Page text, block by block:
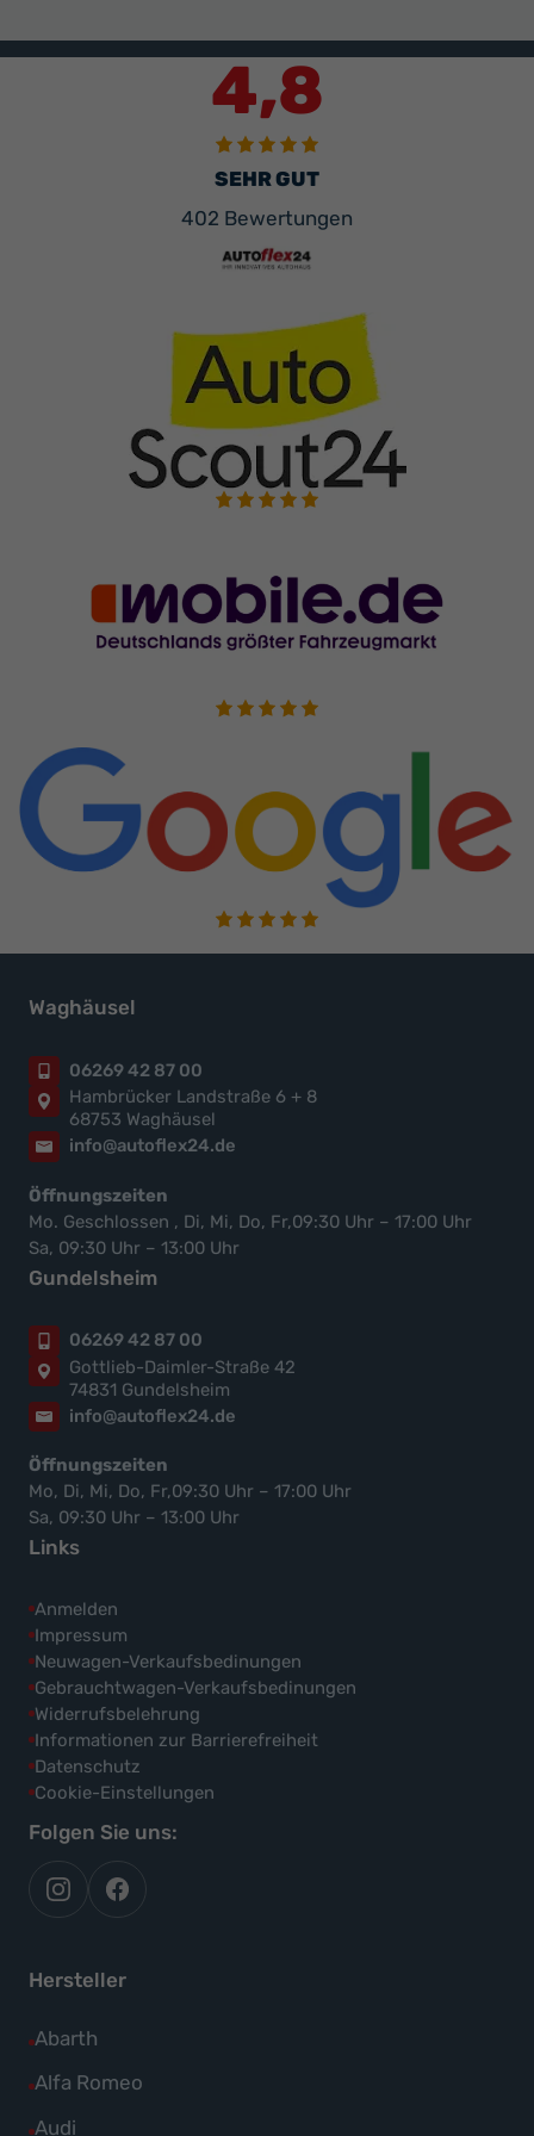
4,8
SEHR GUT
402 Bewertungen
Waghäusel
06269 42 87 00
Hambrücker Landstraße 6 + 8
68753 Waghäusel
info@autoflex24.de
Öffnungszeiten
Mo. Geschlossen , Di, Mi, Do, Fr,09:30 Uhr – 17:00 Uhr
Sa, 09:30 Uhr – 13:00 Uhr
Gundelsheim
06269 42 87 00
Gottlieb-Daimler-Straße 42
74831 Gundelsheim
info@autoflex24.de
Öffnungszeiten
Mo, Di, Mi, Do, Fr,09:30 Uhr – 17:00 Uhr
Sa, 09:30 Uhr – 13:00 Uhr
Links
Anmelden
Impressum
Neuwagen-Verkaufsbedinungen
Gebrauchtwagen-Verkaufsbedinungen
Widerrufsbelehrung
Informationen zur Barrierefreiheit
Datenschutz
Cookie-Einstellungen
Folgen Sie uns:
autoflex
auf
autoflex24
auf
Hersteller
Abarth
Alle
Fahrzeuge
Alfa Romeo
Alle
Fahrzeuge
Audi
Alle